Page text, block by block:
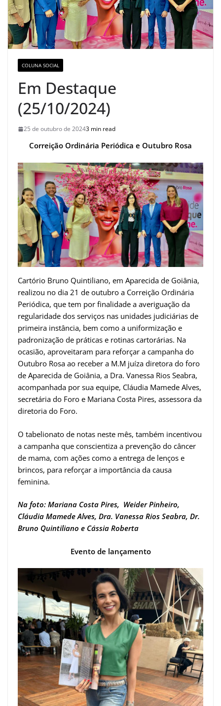
COLUNA SOCIAL
Em Destaque
(25/10/2024)
25 de outubro de 20243 min read
Correição Ordinária Periódica e Outubro Rosa
Cartório Bruno Quintiliano, em Aparecida de Goiânia,
realizou no dia 21 de outubro a Correição Ordinária
Periódica, que tem por finalidade a averiguação da
regularidade dos serviços nas unidades judiciárias de
primeira instância, bem como a uniformização e
padronização de práticas e rotinas cartorárias. Na
ocasião, aproveitaram para reforçar a campanha do
Outubro Rosa ao receber a M.M juíza diretora do foro
de Aparecida de Goiânia, a Dra. Vanessa Rios Seabra,
acompanhada por sua equipe, Cláudia Mamede Alves,
secretária do Foro e Mariana Costa Pires, assessora da
diretoria do Foro.
O tabelionato de notas neste mês, também incentivou
a campanha que conscientiza a prevenção do câncer
de mama, com ações como a entrega de lenços e
brincos, para reforçar a importância da causa
feminina.
Na foto: Mariana Costa Pires, Weider Pinheiro,
Cláudia Mamede Alves, Dra. Vanessa Rios Seabra, Dr.
Bruno Quintiliano e Cássia Roberta
Evento de lançamento